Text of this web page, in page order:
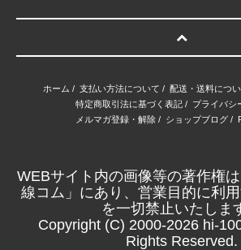
ホーム / 支払い方法について / 配送・送料につ
特定商取引法に基づく表記/ プライバシ
メルマガ登録・解除 / ショップブログ /
WEBサイト内の画像等の著作権
線コム」にあり、営業目的に利
を一切禁止いたしま
Copyright (C) 2000-2026 hi-
Rights Reserved.